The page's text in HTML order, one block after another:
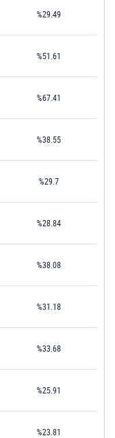
%29.49
%51.61
%67.41
%38.55
%29.7
%28.84
%38.08
%31.18
%33.68
%25.91
%23.81